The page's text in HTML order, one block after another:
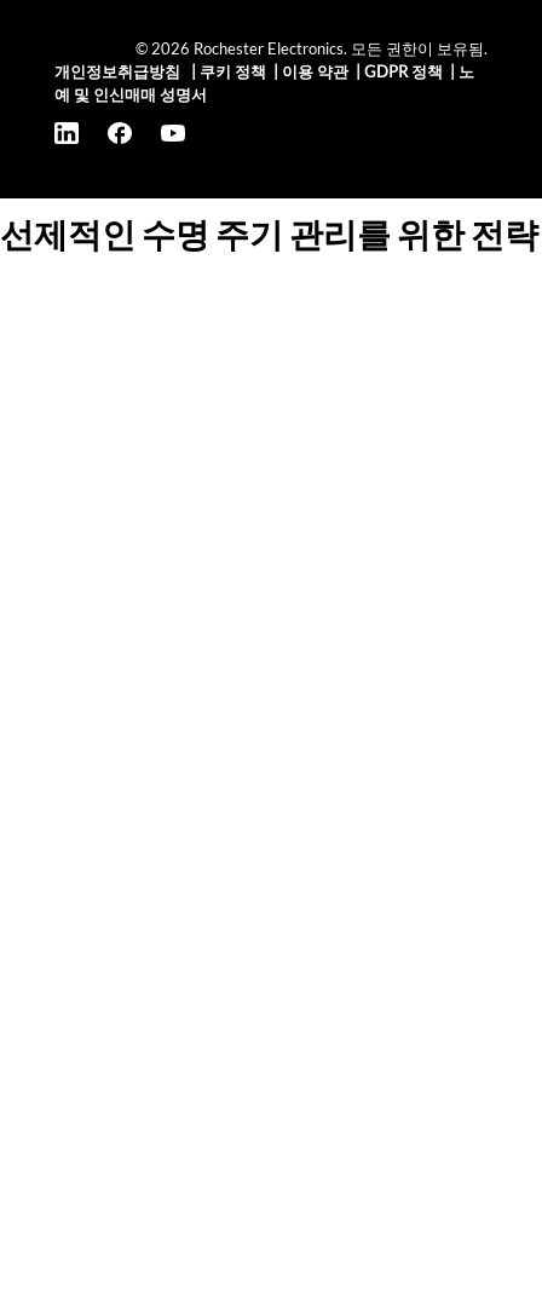
© 2026 Rochester Electronics. 모든 권한이 보유됨.
개인정보취급방침
쿠키 정책 이용 약관| GDPR 정책
노
예 및 인신매매 성명서
선제적인 수명 주기 관리를 위한 전략